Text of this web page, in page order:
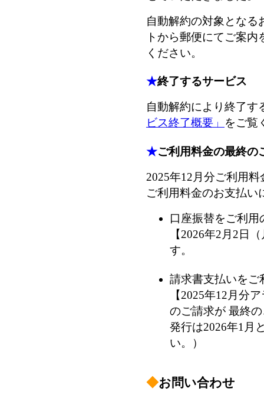
自動解約の対象となる
トから郵便にてご案
ください。
★終了するサービス
自動解約により終了す
ビス終了概要」 をご覧
★ご利用料金の最終の
2025年12月分ご利用
ご利用料金のお支払い
口座振替をご利用
【2026年2月2日
す。
請求書支払いをご
【2025年12月分
のご請求が 最終
発行は2026年1月
い。）
◆お問い合わせ